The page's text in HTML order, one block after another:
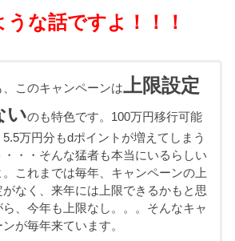
な話ですよ！！！
、このキャンペーンは上限設定
いのも特色です。100万円移行可能
5.5万円分もdポイントが増えてしまう
・・・そんな猛者も本当にいるらしい
。これまでは毎年、キャンペーンの上
がなく、来年には上限できるかもと思
ら、今年も上限なし。。。そんなキャ
ンが毎年来ています。